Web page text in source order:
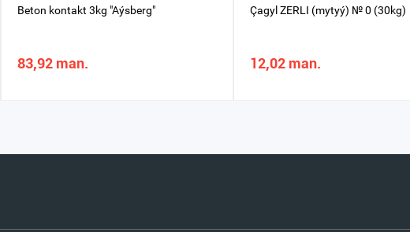
Beton kontakt 3kg "Aýsberg"
83,92 man.
Çagyl ZERLI (mytyý) № 0 (30kg)
12,02 man.